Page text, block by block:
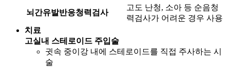
뇌간유발반응청력검사
고도 난청, 소아 등 순음청
력검사가 어려운 경우 사용
치료
고실내 스테로이드 주입술
귓속 중이강 내에 스테로이드를 직접 주사하는 시
술